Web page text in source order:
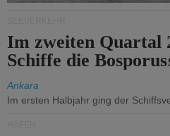
Im zweiten Quartal
Schiffe die
Ankara
Im ersten Halbjahr ging der